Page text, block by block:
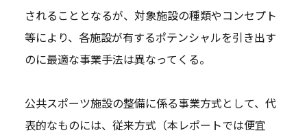
されることとなるが、対象施設の種類やコンセプト
等により、各施設が有するポテンシャルを引き出す
のに最適な事業手法は異なってくる。
公共スポーツ施設の整備に係る事業方式として、代
表的なものには、従来方式（本レポートでは便宜